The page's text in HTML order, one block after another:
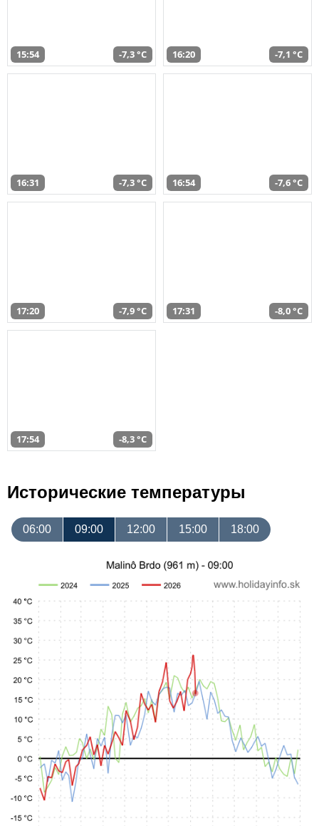
15:54 -7,3 °C 16:20 -7,1 °C
16:31 -7,3 °C 16:54 -7,6 °C
17:20 -7,9 °C 17:31 -8,0 °C
17:54 -8,3 °C
Исторические температуры
06:00 09:00 12:00 15:00 18:00